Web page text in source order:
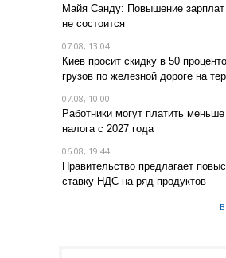
Майя Санду: Повышение зарплат
не состоится
07.08, 13:04
Киев просит скидку в 50
грузов по железной дороге на
07.08, 10:00
Работники могут платить
налога с 2027 года
06.08, 19:44
Правительство предлагает
ставку НДС на ряд продуктов